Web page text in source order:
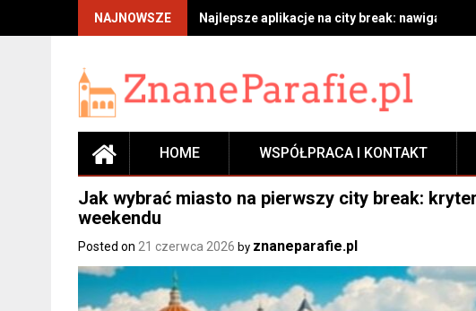
NAJNOWSZE Najlepsze aplikacje na city break: nawigacja,
HOME WSPÓŁPRACA I KONTAKT
Jak wybrać miasto na pierwszy city break:
weekendu
Posted on 21 czerwca 2026 by znaneparafie.pl